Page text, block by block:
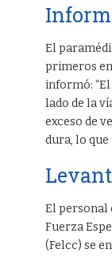
El
primeros
informó:
lado de la
exceso de
dura, lo
El personal
Fuerza
(Felcc) se